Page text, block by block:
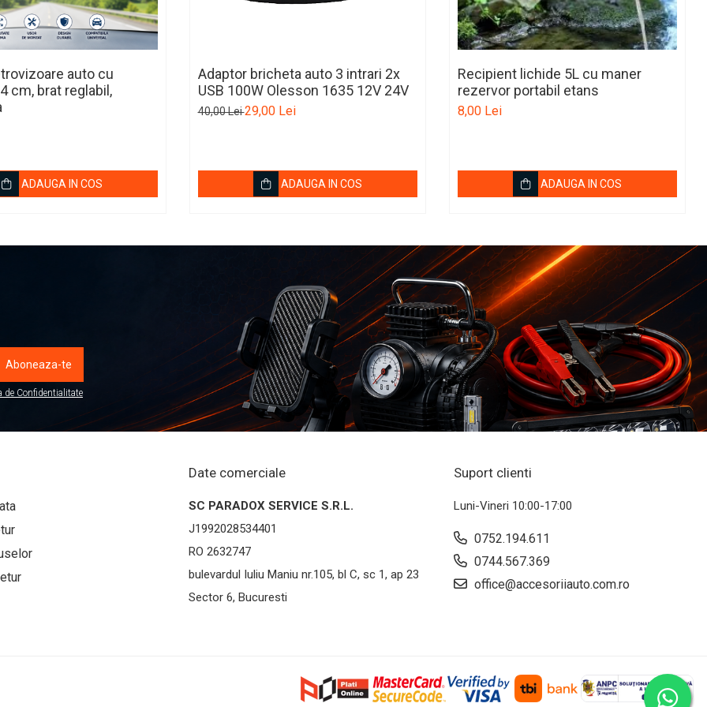
auto cu
cm, brat reglabil,
ADAUGA IN COS
Adaptor bricheta auto 3 intrari 2x
USB 100W Olesson 1635 12V 24V
40,00 Lei29,00 Lei
ADAUGA IN COS
Recipient lichide 5L cu maner
rezervor portabil etans
8,00 Lei
ADAUGA IN COS
de Confidentialitate
Date comerciale
SC PARADOX SERVICE S.R.L.
J1992028534401
RO 2632747
bulevardul Iuliu Maniu nr.105, bl C, sc 1, ap 23
Sector 6, Bucuresti
Suport clienti
Luni-Vineri 10:00-17:00
0752.194.611
0744.567.369
office@accesoriiauto.com.ro